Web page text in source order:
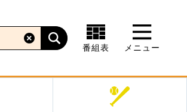
番組表 メニュー